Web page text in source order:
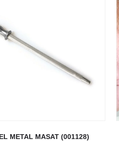
METAL MASAT (001128)